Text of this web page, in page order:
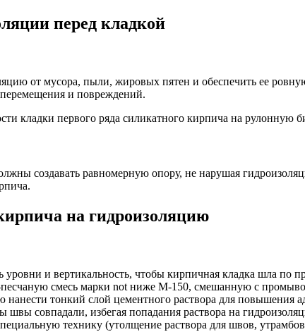
перед кладкой
от мусора, пыли, жировых пятен и обеспечить ее
и повреждений.
создавать равномерную опору, не нарушая
на гидроизоляцию
уровни и вертикальность, чтобы кирпичная кладка шла по
песчаную смесь марки not ниже М-150, смешанную с
нанести тонкий слой цементного раствора для повышения
швы совпадали, избегая попадания раствора на
технику (утолщение раствора для швов,